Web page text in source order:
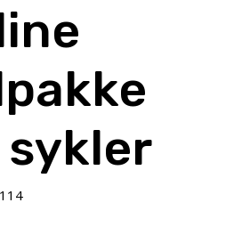
sykler